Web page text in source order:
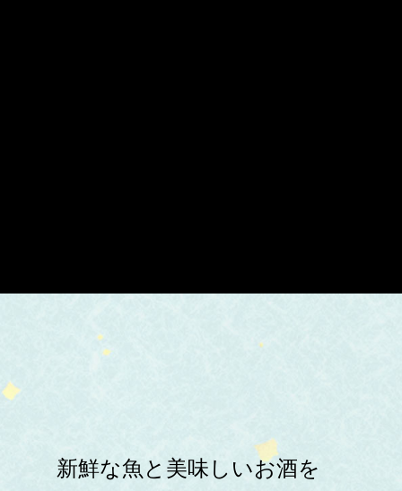
新鮮な魚と美味しいお酒を